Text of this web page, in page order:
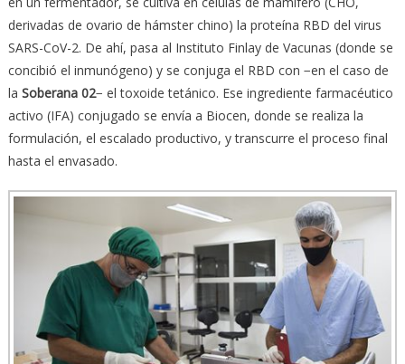
derivadas de ovario de hámster chino) la proteína RBD del virus
SARS-CoV-2. De ahí, pasa al Instituto Finlay de Vacunas (donde se
concibió el inmunógeno) y se conjuga el RBD con −en el caso de
la Soberana 02− el toxoide tetánico. Ese ingrediente farmacéutico
activo (IFA) conjugado se envía a Biocen, donde se realiza la
formulación, el escalado productivo, y transcurre el proceso final
hasta el envasado.